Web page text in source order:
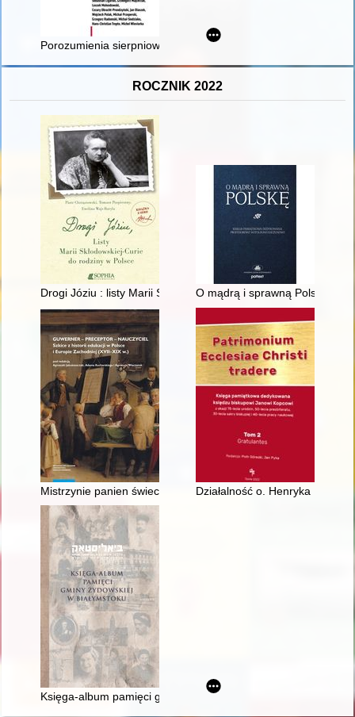
Porozumienia sierpniowe : dlaczego "Szczecin podpisał
ROCZNIK 2022
Drogi Józiu : listy Marii Skłodowskiej-Curie do rodziny w Polsce
O mądrą i sprawną Polskę :
Mistrzynie panien świeckich w klasztornych szkołach
Działalność o. Henryka D.
Księga-album pamięci gminy żydowskiej w Białymstoku =